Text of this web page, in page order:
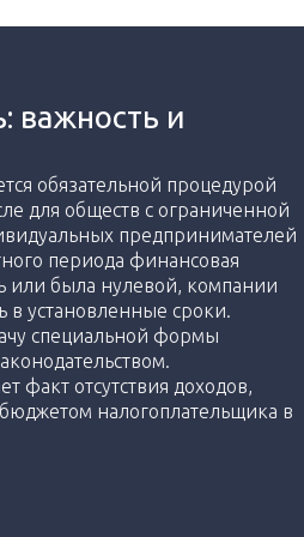
важность и
обязательной процедурой
для обществ с ограниченной
предпринимателей
периода финансовая
или была нулевой, компании
в установленные сроки.
специальной формы
факт отсутствия доходов,
налогоплательщика в